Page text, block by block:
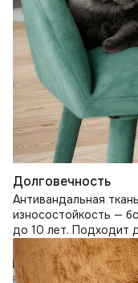
Долговечность
Антивандальная
износостойкость —
до 10 лет. Подходит